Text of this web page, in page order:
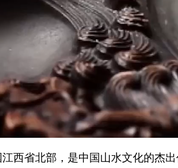
省北部，是中国山水文化的杰出